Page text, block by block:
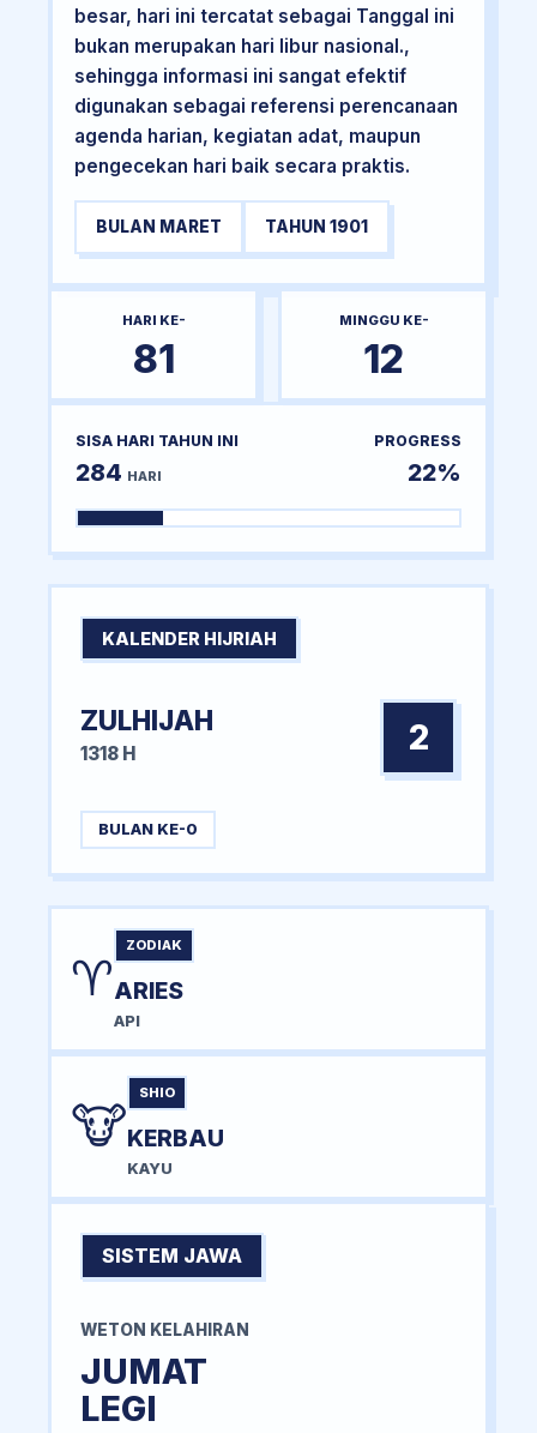
besar, hari ini tercatat sebagai Tanggal ini
bukan merupakan hari libur nasional.,
sehingga informasi ini sangat efektif
digunakan sebagai referensi perencanaan
agenda harian, kegiatan adat, maupun
pengecekan hari baik secara praktis.
BULAN MARET TAHUN 1901
HARI KE-
81
MINGGU KE-
12
SISA HARI TAHUN INI
284 HARI
PROGRESS
22%
KALENDER HIJRIAH
ZULHIJAH
1318 H 2
BULAN KE-0
♈
ZODIAK
ARIES
API
🐮
SHIO
KERBAU
KAYU
SISTEM JAWA
WETON KELAHIRAN
JUMAT
LEGI